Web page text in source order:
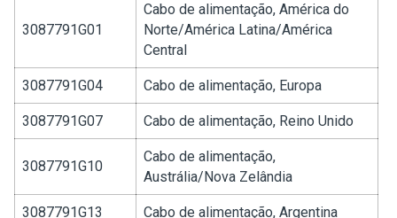
3087791G01
Cabo de alimentação, América do
Norte/América Latina/América
Central
3087791G04 Cabo de alimentação, Europa
3087791G07 Cabo de alimentação, Reino Unido
3087791G10
Cabo de alimentação,
Austrália/Nova Zelândia
3087791G13 Cabo de alimentação, Argentina